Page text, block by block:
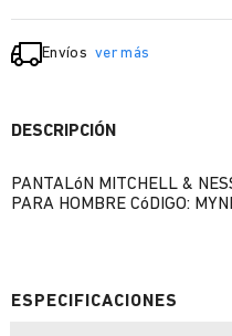
Envíos ver más
DESCRIPCIÓN
PANTALóN MITCHELL &
PARA HOMBRE CóDIGO: